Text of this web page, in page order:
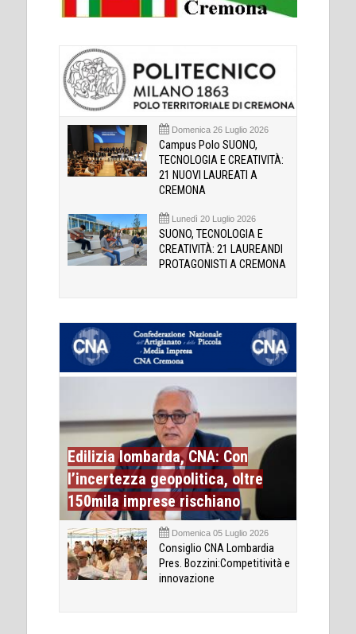
Domenica 26 Luglio 2026
Campus Polo SUONO,
TECNOLOGIA E CREATIVITÀ:
21 NUOVI LAUREATI A
CREMONA
Lunedì 20 Luglio 2026
SUONO, TECNOLOGIA E
CREATIVITÀ: 21 LAUREANDI
PROTAGONISTI A CREMONA
Edilizia lombarda, CNA: Con
l’incertezza geopolitica, oltre
150mila imprese rischiano
Domenica 05 Luglio 2026
Consiglio CNA Lombardia
Pres. Bozzini:Competitività e
innovazione